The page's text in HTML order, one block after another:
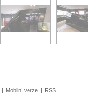
Mobilní verze RSS